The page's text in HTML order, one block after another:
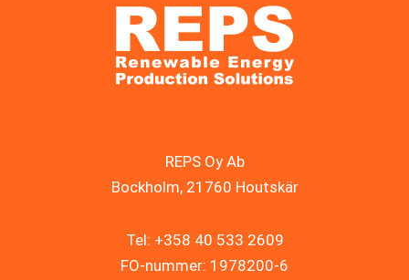
REPS Oy Ab
Bockholm, 21760 Houtskär
Tel: +358 40 533 2609
FO-nummer: 1978200-6